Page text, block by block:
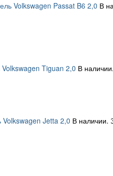
Volkswagen Passat B6 2,0 В
Volkswagen Tiguan 2,0 В
Volkswagen Jetta 2,0 В наличии.